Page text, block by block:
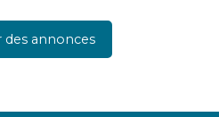
des annonces